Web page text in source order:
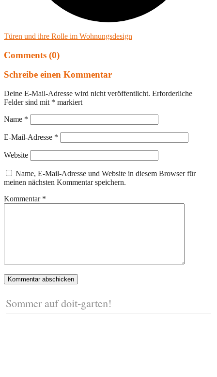
Türen und ihre Rolle im Wohnungsdesign
Comments (0)
Schreibe einen Kommentar
Deine E-Mail-Adresse wird nicht veröffentlicht. Erforderliche
Felder sind mit * markiert
Name *
E-Mail-Adresse *
Website
Name, E-Mail-Adresse und Website in diesem Browser für
meinen nächsten Kommentar speichern.
Kommentar *
Sommer auf doit-garten!